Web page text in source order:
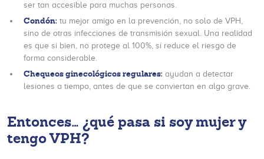
ser tan accesible para muchas personas.
Condón: tu mejor amigo en la prevención, no solo de VPH,
sino de otras infecciones de transmisión sexual. Una realidad
es que si bien, no protege al 100%, sí reduce el riesgo de
forma considerable.
Chequeos ginecológicos regulares: ayudan a detectar
lesiones a tiempo, antes de que se conviertan en algo grave.
Entonces… ¿qué pasa si soy mujer y
tengo VPH?